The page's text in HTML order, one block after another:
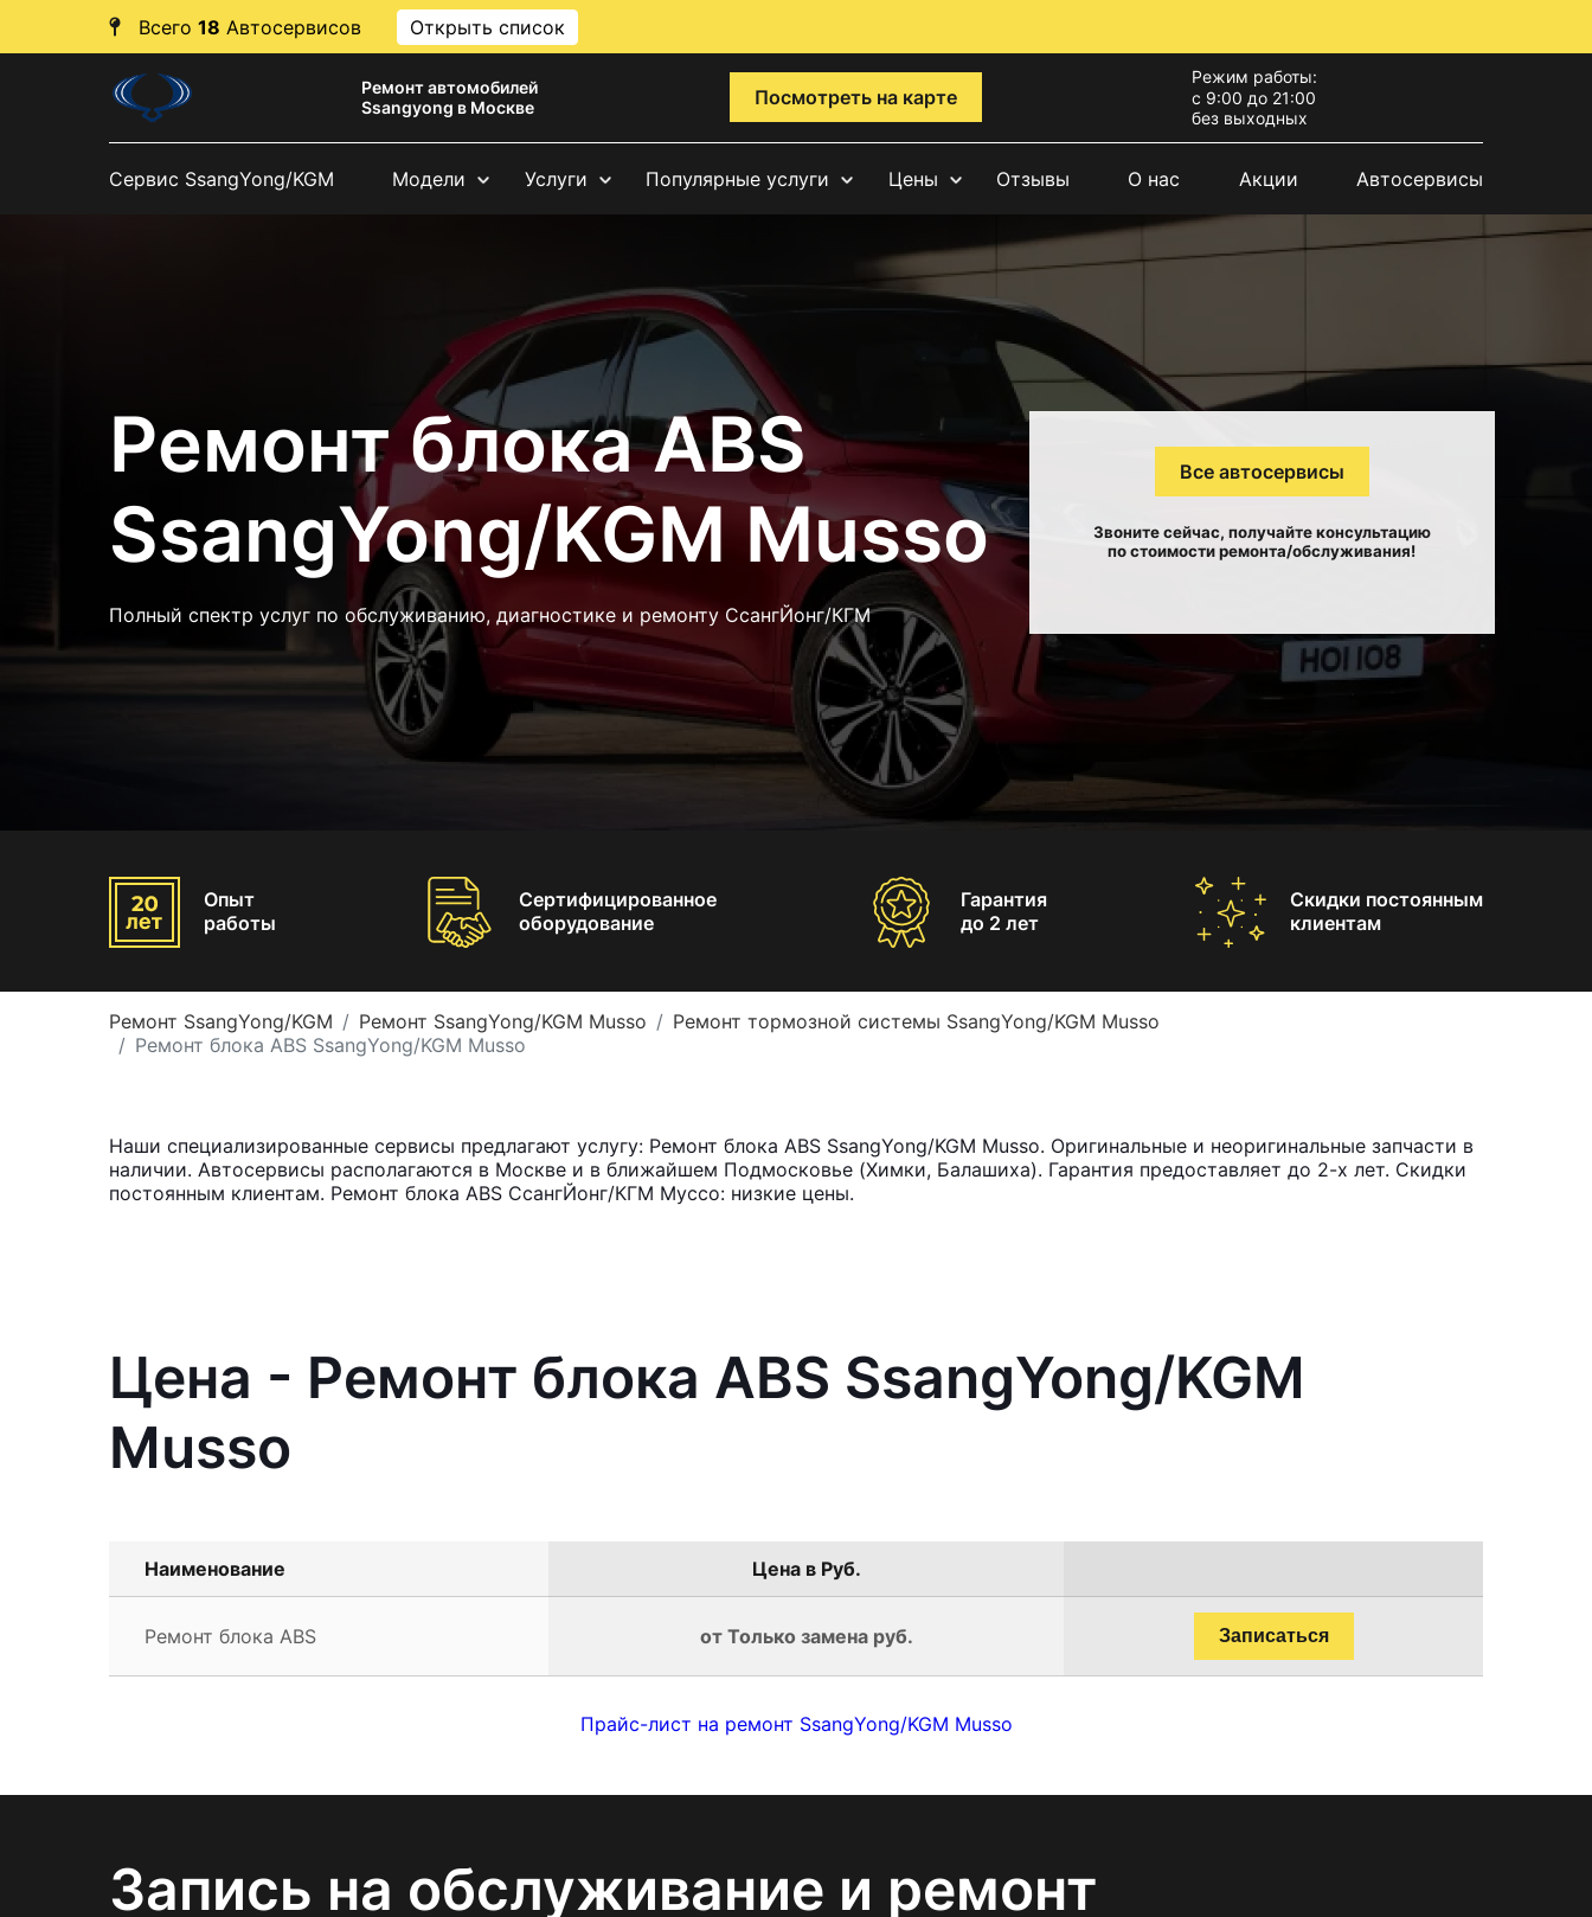
Всего 18 Автосервисов Открыть список
Ремонт автомобилей
Ssangyong в Москве
Посмотреть на карте
Режим работы:
с 9:00 до 21:00
без выходных
Сервис SsangYong/KGM Модели Услуги Популярные услуги Цены Отзывы О нас Акции Автосервисы
Ремонт блока ABS
SsangYong/KGM Musso
Полный спектр услуг по обслуживанию, диагностике и ремонту СсангЙонг/КГМ
Все автосервисы
Звоните сейчас, получайте консультацию
по стоимости ремонта/обслуживания!
Опыт
работы
Сертифицированное
оборудование
Гарантия
до 2 лет
Скидки постоянным
клиентам
Ремонт SsangYong/KGM Ремонт SsangYong/KGM Musso
Ремонт тормозной системы SsangYong/KGM Musso
Ремонт блока ABS SsangYong/KGM Musso
Наши специализированные сервисы предлагают услугу: Ремонт блока ABS SsangYong/KGM Musso. Оригинальные и неоригинальные запчасти в
наличии. Автосервисы располагаются в Москве и в ближайшем Подмосковье (Химки, Балашиха). Гарантия предоставляет до 2-х лет. Скидки
постоянным клиентам. Ремонт блока ABS СсангЙонг/КГМ Муссо: низкие цены.
Цена - Ремонт блока ABS SsangYong/KGM
Musso
Наименование Цена в Руб.
Ремонт блока ABS от Только замена руб. Записаться
Прайс-лист на ремонт SsangYong/KGM Musso
Запись на обслуживание и ремонт